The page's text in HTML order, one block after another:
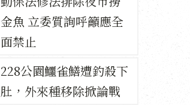
金魚 立委質詢呼籲應全
面禁止
228公園鱷雀鱔遭釣殺下
肚，外來種移除掀論戰